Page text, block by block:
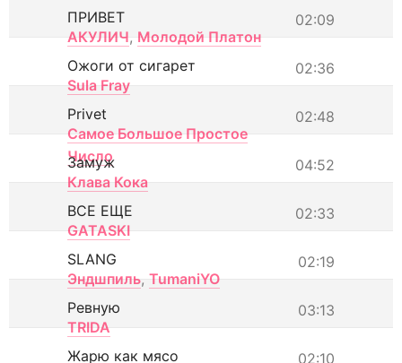
02:09
ПРИВЕТ
АКУЛИЧ, Молодой Платон
02:36
Ожоги от сигарет
Sula Fray
02:48
Privet
Самое Большое Простое
Число
04:52
Замуж
Клава Кока
02:33
ВСЕ ЕЩЕ
GATASKI
02:19
SLANG
Эндшпиль, TumaniYO
03:13
Ревную
TRIDA
02:10
Жарю как мясо